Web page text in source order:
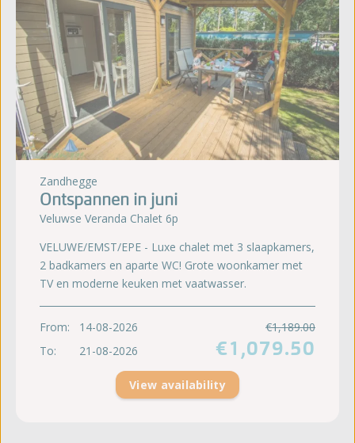
Zandhegge
Ontspannen in juni
Veluwse Veranda Chalet 6p
VELUWE/EMST/EPE - Luxe chalet met 3 slaapkamers,
2 badkamers en aparte WC! Grote woonkamer met
TV en moderne keuken met vaatwasser.
From: 14-08-2026
€1,189.00
To:
21-08-2026 €1,079.50
View availability